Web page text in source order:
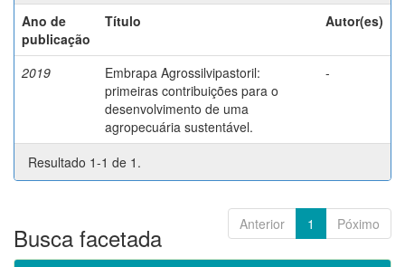
Ano de
publicação
Título Autor(es)
2019
Embrapa Agrossilvipastoril:
primeiras contribuições para o
desenvolvimento de uma
agropecuária sustentável.
-
Resultado 1-1 de 1.
Anterior 1 Póximo
Busca facetada